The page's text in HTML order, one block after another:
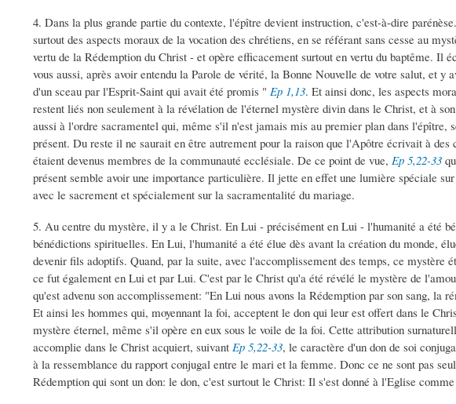
4. Dans la plus grande partie du contexte, l'épître devient instruction, c'est-à-dire
surtout des aspects moraux de la vocation des chrétiens, en se référant sans cesse au
vertu de la Rédemption du Christ - et opère efficacement surtout en vertu du baptême. Il
vous aussi, après avoir entendu la Parole de vérité, la Bonne Nouvelle de votre salut, et y
d'un sceau par l'Esprit-Saint qui avait été promis " Ep 1,13. Et ainsi donc, les aspects
restent liés non seulement à la révélation de l'éternel mystère divin dans le Christ, et à
aussi à l'ordre sacramentel qui, même s'il n'est jamais mis au premier plan dans l'épître,
présent. Du reste il ne saurait en être autrement pour la raison que l'Apôtre écrivait à des
étaient devenus membres de la communauté ecclésiale. De ce point de vue, Ep 5,22-33
présent semble avoir une importance particulière. Il jette en effet une lumière spéciale
avec le sacrement et spécialement sur la sacramentalité du mariage.
5. Au centre du mystère, il y a le Christ. En Lui - précisément en Lui - l'humanité a été
bénédictions spirituelles. En Lui, l'humanité a été élue dès avant la création du monde,
devenir fils adoptifs. Quand, par la suite, avec l'accomplissement des temps, ce mystère
ce fut également en Lui et par Lui. C'est par le Christ qu'a été révélé le mystère de
qu'est advenu son accomplissement: "En Lui nous avons la Rédemption par son sang, la
Et ainsi les hommes qui, moyennant la foi, acceptent le don qui leur est offert dans le
mystère éternel, même s'il opère en eux sous le voile de la foi. Cette attribution
accomplie dans le Christ acquiert, suivant Ep 5,22-33, le caractère d'un don de soi
à la ressemblance du rapport conjugal entre le mari et la femme. Donc ce ne sont pas
Rédemption qui sont un don: le don, c'est surtout le Christ: Il s'est donné à l'Eglise comme